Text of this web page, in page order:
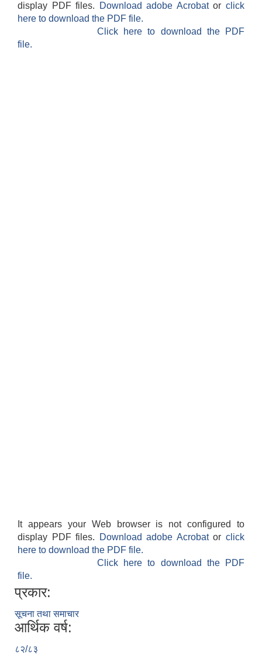
display PDF files.
Download adobe Acrobatorclick
here to download the PDF file.
Click here to download the PDF
file.
It appears your Web browser is not configured to
display PDF files.
Download adobe Acrobatorclick
here to download the PDF file.
Click here to download the PDF
file.
प्रकार:
सूचना तथा समाचार
आर्थिक वर्ष:
८२/८३